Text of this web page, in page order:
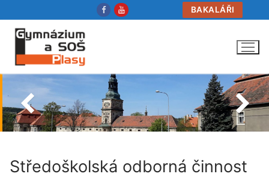
na
obsah
BAKALÁŘI
Středoškolská odborná činnost